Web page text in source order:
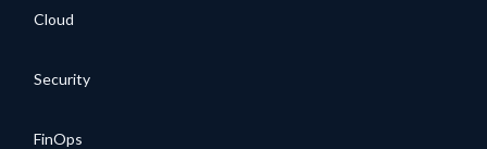
Cloud
Security
FinOps